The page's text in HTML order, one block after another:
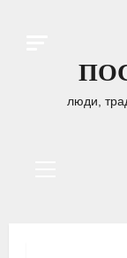
люди,